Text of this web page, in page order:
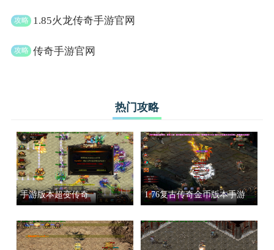
1.85火龙传奇手游官网
传奇手游官网
热门攻略
手游版本超变传奇 1.76复古传奇金币版本手游